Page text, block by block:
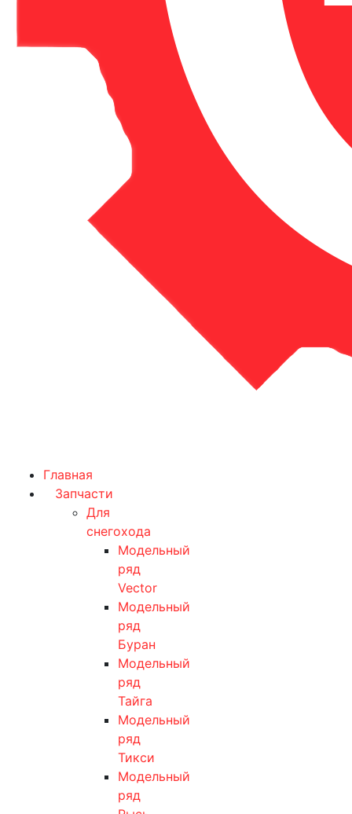
Главная
Запчасти
Для
снегохода
Модельный
ряд
Vector
Модельный
ряд
Буран
Модельный
ряд
Тайга
Модельный
ряд
Тикси
Модельный
ряд